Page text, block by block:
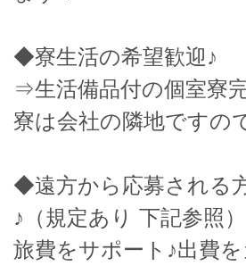
◆寮生活の希望歓迎♪
⇒生活備品付の個室寮
寮は会社の隣地ですの
◆遠方から応募される
♪（規定あり 下記参照）
旅費をサポート♪出費